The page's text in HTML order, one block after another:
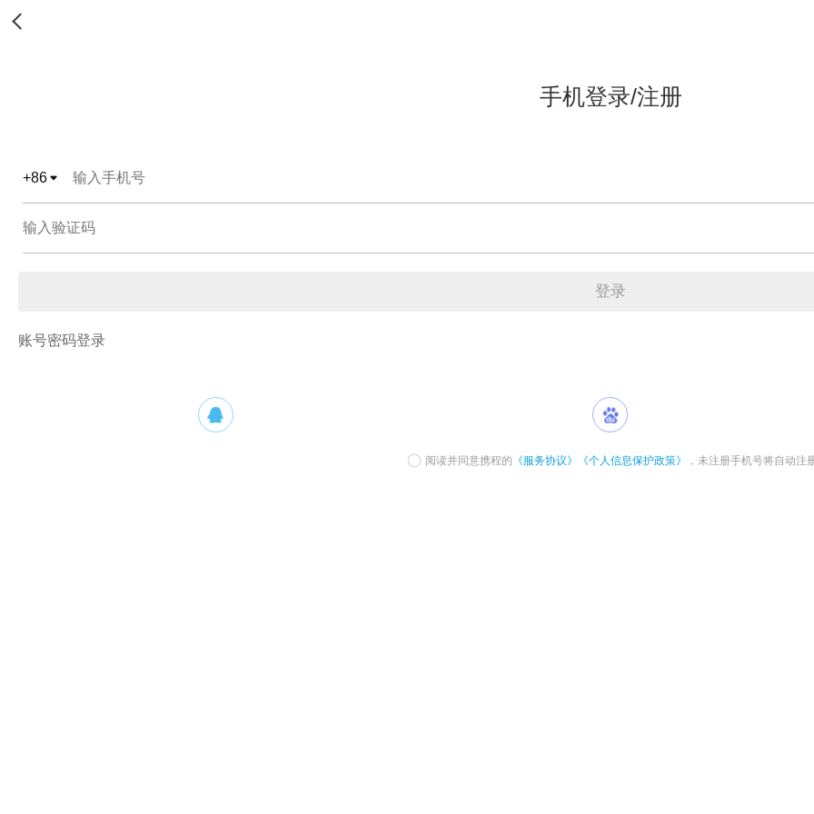
手机登录/注册
+86
登录
账号密码登录
阅读并同意携程的 《服务协议》 《个人信息保护政策》 ，未注册手机号将自动注